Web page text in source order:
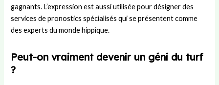
gagnants. L’expression est aussi utilisée pour désigner des
services de pronostics spécialisés qui se présentent comme
des experts du monde hippique.
Peut-on vraiment devenir un géni du turf
?